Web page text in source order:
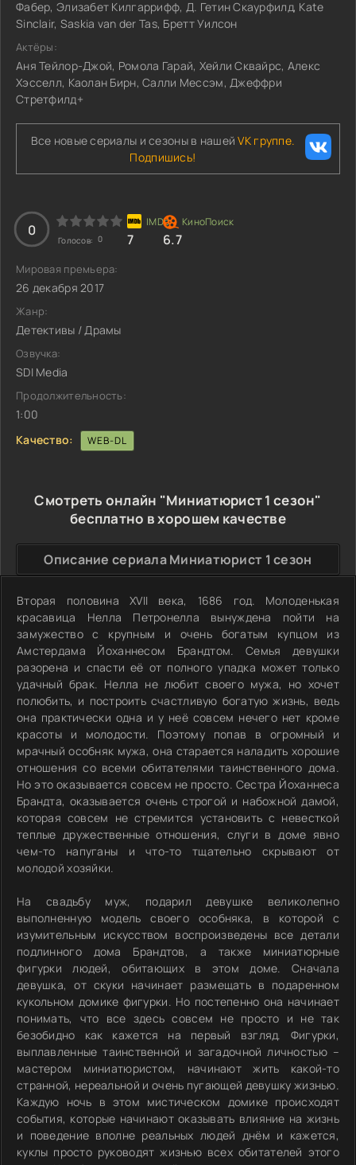
Фабер, Элизабет Килгаррифф, Д. Гетин Скаурфилд, Kate
Sinclair, Saskia van der Tas, Бретт Уилсон
Актёры:
Аня Тейлор-Джой, Ромола Гарай, Хейли Сквайрс, Алекс
Хэсселл, Каолан Бирн, Салли Мессэм, Джеффри
Стретфилд+
Все новые сериалы и сезоны в нашейVK группе.
Подпишись!
0
Голосов: 0 7 6.7
Мировая премьера:
26 декабря 2017
Жанр:
Детективы / Драмы
Озвучка:
SDI Media
Продолжительность:
1:00
Качество:
WEB-DL
Смотреть онлайн "Миниатюрист 1 сезон"
бесплатно в хорошем качестве
Описание сериала Миниатюрист 1 сезон
Вторая половина XVII века, 1686 год. Молоденькая
красавица Нелла Петронелла вынуждена пойти на
замужество с крупным и очень богатым купцом из
Амстердама Йоханнесом Брандтом. Семья девушки
разорена и спасти её от полного упадка может только
удачный брак. Нелла не любит своего мужа, но хочет
полюбить, и построить счастливую богатую жизнь, ведь
она практически одна и у неё совсем нечего нет кроме
красоты и молодости. Поэтому попав в огромный и
мрачный особняк мужа, она старается наладить хорошие
отношения со всеми обитателями таинственного дома.
Но это оказывается совсем не просто. Сестра Йоханнеса
Брандта, оказывается очень строгой и набожной дамой,
которая совсем не стремится установить с невесткой
теплые дружественные отношения, слуги в доме явно
чем-то напуганы и что-то тщательно скрывают от
молодой хозяйки.
На свадьбу муж, подарил девушке великолепно
выполненную модель своего особняка, в которой с
изумительным искусством воспроизведены все детали
подлинного дома Брандтов, а также миниатюрные
фигурки людей, обитающих в этом доме. Сначала
девушка, от скуки начинает размещать в подаренном
кукольном домике фигурки. Но постепенно она начинает
понимать, что все здесь совсем не просто и не так
безобидно как кажется на первый взгляд. Фигурки,
выплавленные таинственной и загадочной личностью –
мастером миниатюристом, начинают жить какой-то
странной, нереальной и очень пугающей девушку жизнью.
Каждую ночь в этом мистическом домике происходят
события, которые начинают оказывать влияние на жизнь
и поведение вполне реальных людей днём и кажется,
куклы просто руководят жизнью всех обитателей этого